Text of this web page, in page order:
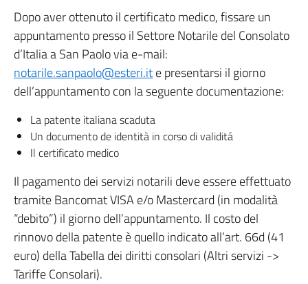
Dopo aver ottenuto il certificato medico, fissare un
appuntamento presso il Settore Notarile del Consolato
d’Italia a San Paolo via e-mail:
notarile.sanpaolo@esteri.ite presentarsi il giorno
dell’appuntamento con la seguente documentazione:
La patente italiana scaduta
Un documento de identità in corso di validitá
Il certificato medico
Il pagamento dei servizi notarili deve essere effettuato
tramite Bancomat VISA e/o Mastercard (in modalità
“debito”) il giorno dell’appuntamento. Il costo del
rinnovo della patente è quello indicato all’art. 66d (41
euro) della Tabella dei diritti consolari (Altri servizi ->
Tariffe Consolari).